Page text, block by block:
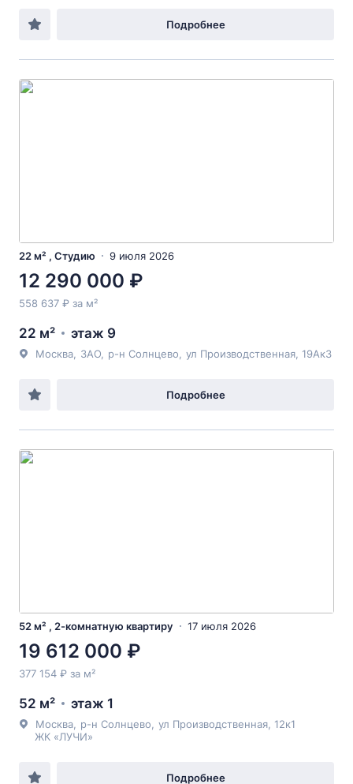
Подробнее
22 м² , Студию 9 июля 2026
12 290 000 ₽
558 637 ₽ за м²
22 м² этаж 9
Москва ЗАО р-н Солнцево ул Производственная , 19Ак3
Подробнее
52 м² , 2-комнатную квартиру 17 июля 2026
19 612 000 ₽
377 154 ₽ за м²
52 м² этаж 1
Москва р-н Солнцево ул Производственная , 12к1
ЖК «ЛУЧИ»
Подробнее